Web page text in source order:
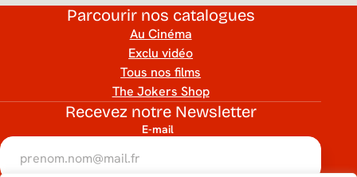
Parcourir nos catalogues
Au Cinéma
Exclu vidéo
Tous nos films
The Jokers Shop
Recevez notre Newsletter
E-mail